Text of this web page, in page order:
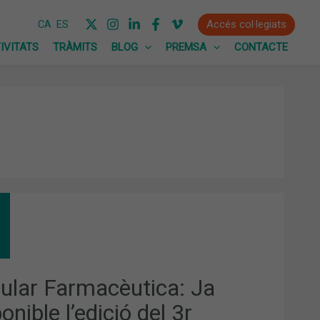
CA ES
Accés col·legiats
TRÀMITS BLOG PREMSA CONTACTE
Farmacèutica: Ja
l’edició del 3r